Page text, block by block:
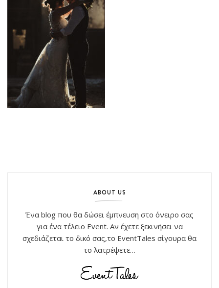
ABOUT US
Ένα blog που θα δώσει έμπνευση στο όνειρο σας
για ένα τέλειο Event. Αν έχετε ξεκινήσει να
σχεδιάζεται το δικό σας,το EventTales σίγουρα θα
το λατρέψετε…